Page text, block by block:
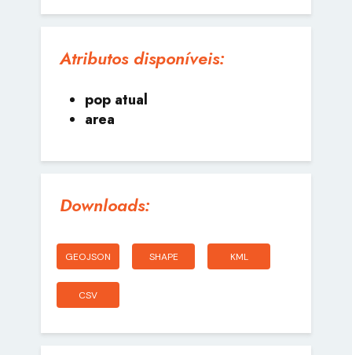
Atributos disponíveis:
pop atual
area
Downloads:
GEOJSON SHAPE KML
CSV